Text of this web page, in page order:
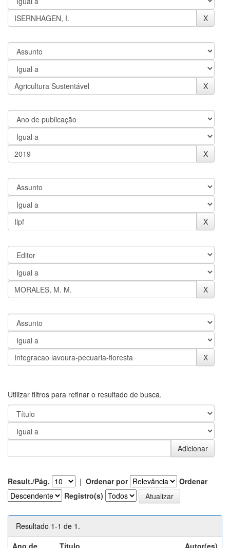
Utilizar filtros para refinar o resultado de busca.
Result./Pág. | Ordenar por
Ordenar
Registro(s)
Resultado 1-1 de 1.
Ano de
Título Autor(es)